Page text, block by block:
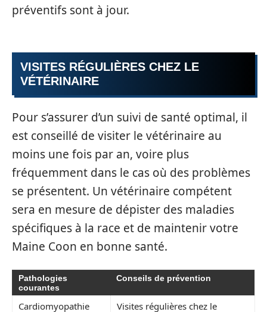
préventifs sont à jour.
VISITES RÉGULIÈRES CHEZ LE
VÉTÉRINAIRE
Pour s’assurer d’un suivi de santé optimal, il
est conseillé de visiter le vétérinaire au
moins une fois par an, voire plus
fréquemment dans le cas où des problèmes
se présentent. Un vétérinaire compétent
sera en mesure de dépister des maladies
spécifiques à la race et de maintenir votre
Maine Coon en bonne santé.
Pathologies
courantes
Conseils de prévention
Cardiomyopathie Visites régulières chez le